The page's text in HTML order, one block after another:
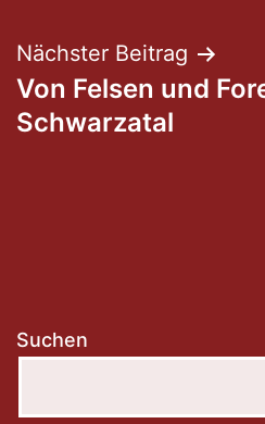
Nächster Beitrag
Von Felsen und
Schwarzatal
Suchen